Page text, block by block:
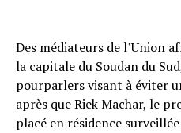
Des médiateurs de l’Union
la capitale du Soudan du
pourparlers visant à éviter
après que Riek Machar, le
placé en résidence